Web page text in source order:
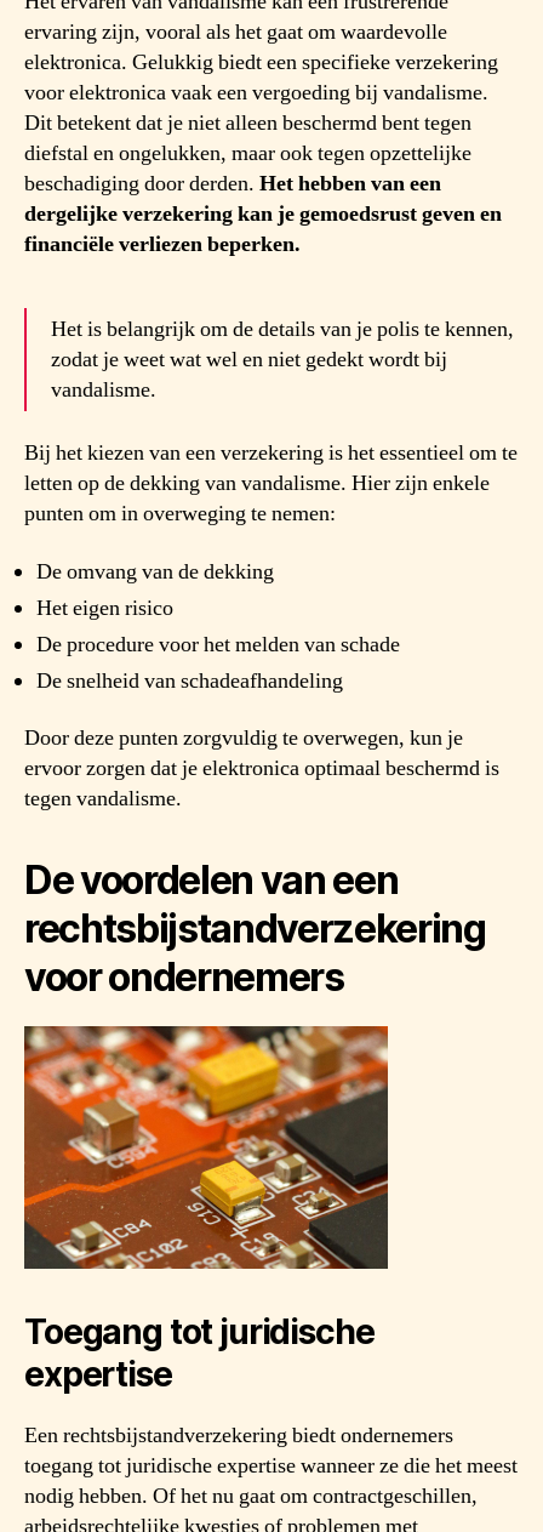
ervaring zijn, vooral als het gaat om waardevolle
elektronica. Gelukkig biedt een specifieke verzekering
voor elektronica vaak een vergoeding bij vandalisme.
Dit betekent dat je niet alleen beschermd bent tegen
diefstal en ongelukken, maar ook tegen opzettelijke
beschadiging door derden. Het hebben van een
dergelijke verzekering kan je gemoedsrust geven en
financiële verliezen beperken.
Het is belangrijk om de details van je polis te kennen,
zodat je weet wat wel en niet gedekt wordt bij
vandalisme.
Bij het kiezen van een verzekering is het essentieel om te
letten op de dekking van vandalisme. Hier zijn enkele
punten om in overweging te nemen:
De omvang van de dekking
Het eigen risico
De procedure voor het melden van schade
De snelheid van schadeafhandeling
Door deze punten zorgvuldig te overwegen, kun je
ervoor zorgen dat je elektronica optimaal beschermd is
tegen vandalisme.
De voordelen van een
rechtsbijstandverzekering
voor ondernemers
Toegang tot juridische
expertise
Een rechtsbijstandverzekering biedt ondernemers
toegang tot juridische expertise wanneer ze die het meest
nodig hebben. Of het nu gaat om contractgeschillen,